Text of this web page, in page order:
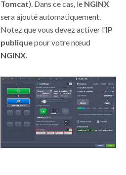
Tomcat). Dans ce cas, le NGINX
sera ajouté automatiquement.
Notez que vous devez activer l'IP
publiquepour votre nœud
NGINX.